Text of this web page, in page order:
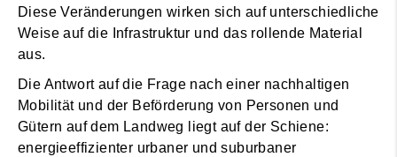
Diese Veränderungen wirken sich auf unterschiedliche
Weise auf die Infrastruktur und das rollende Material
aus.
Die Antwort auf die Frage nach einer nachhaltigen
Mobilität und der Beförderung von Personen und
Gütern auf dem Landweg liegt auf der Schiene:
energieeffizienter urbaner und suburbaner